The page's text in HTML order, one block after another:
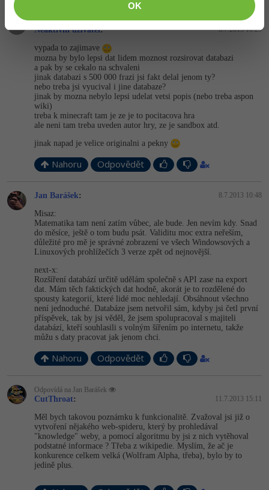
OK
Odpovídá na Jan Barášek
Neaktivní uživatel: 8.7.2013 10:29
vypada to zajimave
mozna by bylo lepsi dat lidem moznost rozsirovat databazi
a pak by se cekalo na schvaleni
jinak databazi s 500 000 frazi jsi fakt delal jenom ty?
nebo treba jsi vyucival i jine databaze?
jinak by mozna nebylo lepsi udelat vetsi popis (nebo treba aspon
wiki)
treba k minecraft tam je ze je to pocitacova hra
ale neni tam treba uveden autor hry, ze je sandbox atd.
jinak napad je velice originalni a pekny
Nahoru Odpovědět
Jan Barášek: 8.7.2013 10:48
Misaz:
Matematika tam není zatím vůbec, ale bude. Jen nevím kdy. Snad
do měsíce, ještě o tom budu psát. Validitu moc extra neřeším,
důležité pro mě je správné zobrazení ve všech Windowsových a
Linuxových prohlížečích 3 verze zpět od nejnovější.
next-x:
Rozšíření databází určitě udělám společně s API zase na export
dat. Mám těch faktických dat hodně, akorát je to rozdělené do
spousty kategorií, které lidé moc nehledají. Obsáhnout všechno
není jednoduché. Databáze jsem netvořil sám, kdyby jsi četl první
příspěvek, tak by jsi věděl, že jsem spolupracoval s majiteli
databází, kteří souhlasili s volným šířením po internetu, takže
můžu s daty pracovat jak jenom chci.
Nahoru Odpovědět
Odpovídá na Jan Barášek
CutThroat: 11.7.2013 15:11
Měl bych takovou poznámku k funkcionalitě. Zvažoval jsi již o
vytvoření nějakého web-spideru, který by prohledával
"knowledge" weby, a pomocí algoritmu by jsi z nich vytěhoval
podstatné informace ? Třeba z wikipedie. Myslím, že ač je
konkurence celkem velká (Wolfram Alpha, třeba), bylo by to
jedině plus.